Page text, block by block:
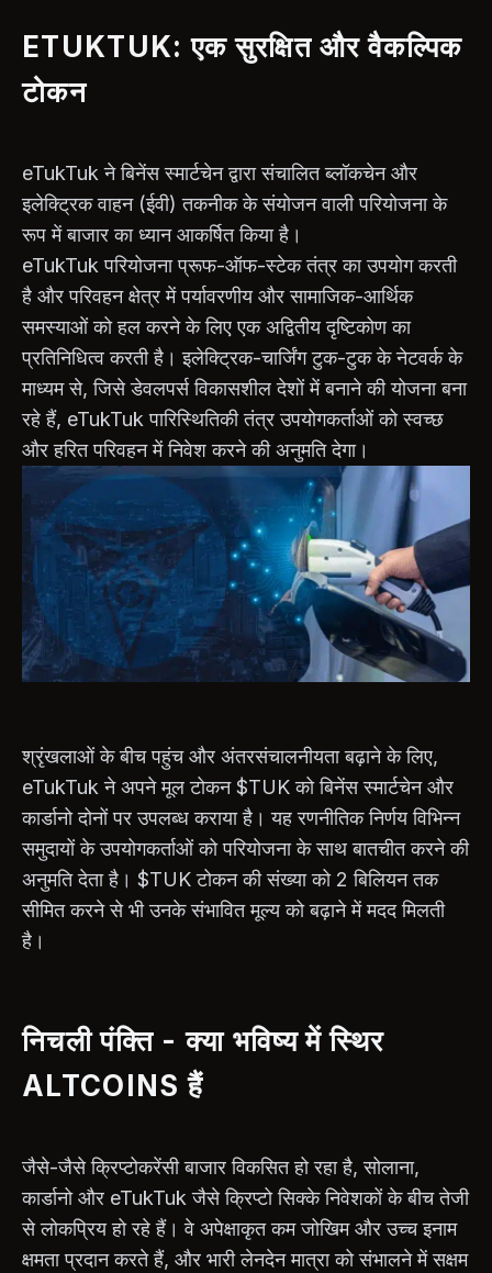
ETUKTUK: एक सुरक्षित और वैकल्पिक
टोकन
eTukTuk ने बिनेंस स्मार्टचेन द्वारा संचालित ब्लॉकचेन और
इलेक्ट्रिक वाहन (ईवी) तकनीक के संयोजन वाली परियोजना के
रूप में बाजार का ध्यान आकर्षित किया है।
eTukTuk परियोजना प्रूफ-ऑफ-स्टेक तंत्र का उपयोग करती
है और परिवहन क्षेत्र में पर्यावरणीय और सामाजिक-आर्थिक
समस्याओं को हल करने के लिए एक अद्वितीय दृष्टिकोण का
प्रतिनिधित्व करती है। इलेक्ट्रिक-चार्जिंग टुक-टुक के नेटवर्क के
माध्यम से, जिसे डेवलपर्स विकासशील देशों में बनाने की योजना बना
रहे हैं, eTukTuk पारिस्थितिकी तंत्र उपयोगकर्ताओं को स्वच्छ
और हरित परिवहन में निवेश करने की अनुमति देगा।
श्रृंखलाओं के बीच पहुंच और अंतरसंचालनीयता बढ़ाने के लिए,
eTukTuk ने अपने मूल टोकन $TUK को बिनेंस स्मार्टचेन और
कार्डानो दोनों पर उपलब्ध कराया है। यह रणनीतिक निर्णय विभिन्न
समुदायों के उपयोगकर्ताओं को परियोजना के साथ बातचीत करने की
अनुमति देता है। $TUK टोकन की संख्या को 2 बिलियन तक
सीमित करने से भी उनके संभावित मूल्य को बढ़ाने में मदद मिलती
है।
निचली पंक्ति - क्या भविष्य में स्थिर
ALTCOINS हैं
जैसे-जैसे क्रिप्टोकरेंसी बाजार विकसित हो रहा है, सोलाना,
कार्डानो और eTukTuk जैसे क्रिप्टो सिक्के निवेशकों के बीच तेजी
से लोकप्रिय हो रहे हैं। वे अपेक्षाकृत कम जोखिम और उच्च इनाम
क्षमता प्रदान करते हैं, और भारी लेनदेन मात्रा को संभालने में सक्षम